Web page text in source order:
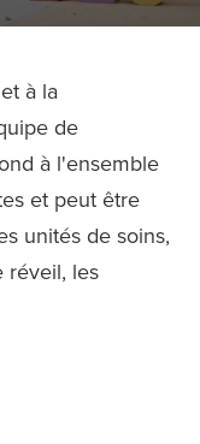
à la
de
à l'ensemble
et peut être
unités de soins,
réveil, les